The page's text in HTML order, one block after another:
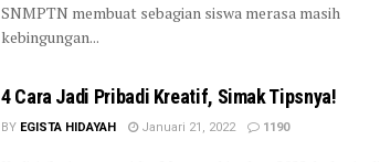
SNMPTN membuat sebagian siswa merasa masih
kebingungan...
4 Cara Jadi Pribadi Kreatif, Simak Tipsnya!
BY EGISTA HIDAYAH Januari 21, 2022 1190